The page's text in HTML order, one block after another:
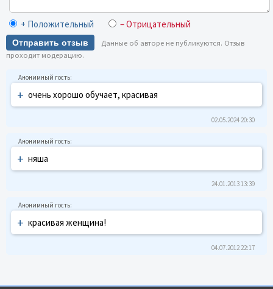
+ Положительный – Отрицательный
Отправить отзыв
Данные об авторе не публикуются. Отзыв
проходит модерацию.
+ очень хорошо обучает, красивая
02.05.2024 20:30
+ няша
24.01.2013 13:39
+ красивая женщина!
04.07.2012 22:17